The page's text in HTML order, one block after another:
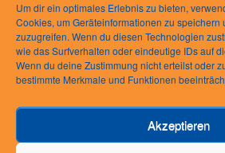
Um dir ein optimales Erlebnis zu bieten,
Cookies, um Geräteinformationen zu speichern
zuzugreifen. Wenn du diesen Technologien
wie das Surfverhalten oder eindeutige IDs auf
Wenn du deine Zustimmung nicht erteilst oder
bestimmte Merkmale und Funktionen
Akzeptieren
Rechtliches
Impressum
Datenschutzerklärung
Cookie-Richtlinie (EU)